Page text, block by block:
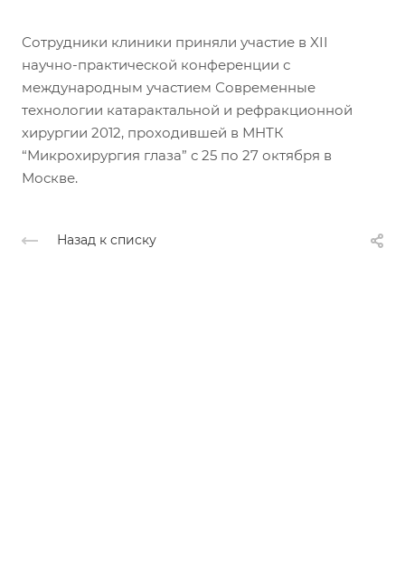
Сотрудники клиники приняли участие в XII
научно-практической конференции с
международным участием Современные
технологии катарактальной и рефракционной
хирургии 2012, проходившей в МНТК
“Микрохирургия глаза” с 25 по 27 октября в
Москве.
Назад к списку